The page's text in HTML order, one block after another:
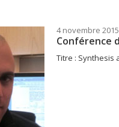
4 novembre
Conférence
Titre : Synthesis